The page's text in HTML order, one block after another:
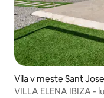
Vila v meste Sant
VILLA ELENA IBIZA -